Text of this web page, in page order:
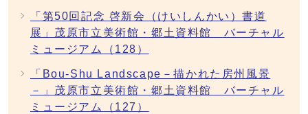
「第50回記念 啓新会（けいしんかい）書道
展」茂原市立美術館・郷土資料館 バーチャル
ミュージアム（128）
「Bou-Shu Landscape－描かれた房州風景
－」茂原市立美術館・郷土資料館 バーチャル
ミュージアム（127）